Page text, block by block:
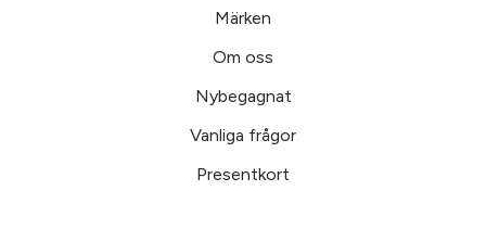
Märken
Om oss
Nybegagnat
Vanliga frågor
Presentkort